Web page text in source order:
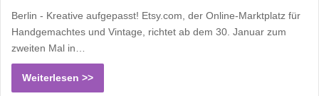
Berlin - Kreative aufgepasst! Etsy.com, der Online-Marktplatz für
Handgemachtes und Vintage, richtet ab dem 30. Januar zum
zweiten Mal in…
Weiterlesen >>